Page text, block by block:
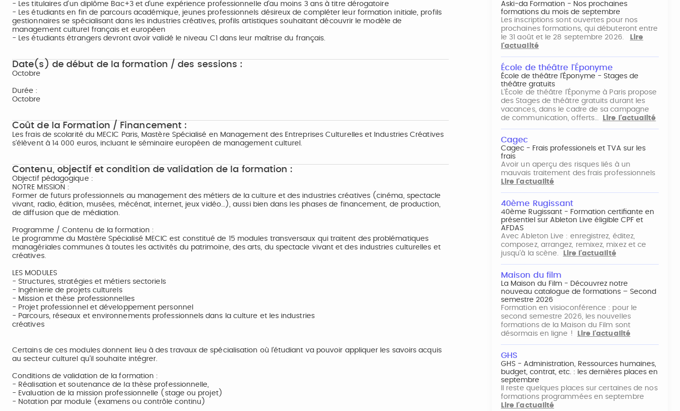
- Les titulaires d’un diplôme Bac+3 et d’une expérience professionnelle d’au moins 3 ans à titre dérogatoire
- Les étudiants en fin de parcours académique, jeunes professionnels désireux de compléter leur formation initiale, profils
gestionnaires se spécialisant dans les industries créatives, profils artistiques souhaitant découvrir le modèle de
management culturel français et européen
- Les étudiants étrangers devront avoir validé le niveau C1 dans leur maîtrise du français.
Date(s) de début de la formation / des sessions :
Octobre
Durée :
Octobre
Coût de la Formation / Financement :
Les frais de scolarité du MECIC Paris, Mastère Spécialisé en Management des Entreprises Culturelles et Industries Créatives
s'élèvent à 14 000 euros, incluant le séminaire européen de management culturel.
Contenu, objectif et condition de validation de la formation :
Objectif pédagogique :
NOTRE MISSION :
Former de futurs professionnels au management des métiers de la culture et des industries créatives (cinéma, spectacle
vivant, radio, édition, musées, mécénat, internet, jeux vidéo…), aussi bien dans les phases de financement, de production,
de diffusion que de médiation.
Programme / Contenu de la formation :
Le programme du Mastère Spécialisé MECIC est constitué de 15 modules transversaux qui traitent des problématiques
managériales communes à toutes les activités du patrimoine, des arts, du spectacle vivant et des industries culturelles et
créatives.
LES MODULES
- Structures, stratégies et métiers sectoriels
- Ingénierie de projets culturels
- Mission et thèse professionnelles
- Projet professionnel et développement personnel
- Parcours, réseaux et environnements professionnels dans la culture et les industries
créatives
Certains de ces modules donnent lieu à des travaux de spécialisation où l’étudiant va pouvoir appliquer les savoirs acquis
au secteur culturel qu’il souhaite intégrer.
Conditions de validation de la formation :
- Réalisation et soutenance de la thèse professionnelle,
- Evaluation de la mission professionnelle (stage ou projet)
- Notation par module (examens ou contrôle continu)
Aski-da Formation - Nos prochaines
formations du mois de septembre
Les inscriptions sont ouvertes pour nos
prochaines formations, qui débuteront entre
le 31 août et le 28 septembre 2026.
Lire
l'actualité
École de théâtre l'Éponyme
École de théâtre l'Éponyme - Stages de
théâtre gratuits
L'École de théâtre l'Éponyme à Paris propose
des Stages de théâtre gratuits durant les
vacances, dans le cadre de sa campagne
de communication, offerts…
Lire l'actualité
Cagec
Cagec - Frais professionels et TVA sur les
frais
Avoir un aperçu des risques liés à un
mauvais traitement des frais professionnels
Lire l'actualité
40ème Rugissant
40ème Rugissant - Formation certifiante en
présentiel sur Ableton Live éligible CPF et
AFDAS
Avec Ableton Live : enregistrez, éditez,
composez, arrangez, remixez, mixez et ce
jusqu'à la scène.
Lire l'actualité
Maison du film
La Maison du Film - Découvrez notre
nouveau catalogue de formations – Second
semestre 2026
Formation en visioconférence : pour le
second semestre 2026, les nouvelles
formations de la Maison du Film sont
désormais en ligne !
Lire l'actualité
GHS
GHS - Administration, Ressources humaines,
budget, contrat, etc. : les dernières places en
septembre
Il reste quelques places sur certaines de nos
formations programmées en septembre
Lire l'actualité